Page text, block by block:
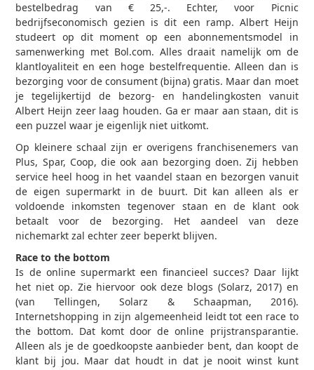
bestelbedrag van € 25,-. Echter, voor Picnic
bedrijfseconomisch gezien is dit een ramp. Albert Heijn
studeert op dit moment op een abonnementsmodel in
samenwerking met Bol.com. Alles draait namelijk om de
klantloyaliteit en een hoge bestelfrequentie. Alleen dan is
bezorging voor de consument (bijna) gratis. Maar dan moet
je tegelijkertijd de bezorg- en handelingkosten vanuit
Albert Heijn zeer laag houden. Ga er maar aan staan, dit is
een puzzel waar je eigenlijk niet uitkomt.
Op kleinere schaal zijn er overigens franchisenemers van
Plus, Spar, Coop, die ook aan bezorging doen. Zij hebben
service heel hoog in het vaandel staan en bezorgen vanuit
de eigen supermarkt in de buurt. Dit kan alleen als er
voldoende inkomsten tegenover staan en de klant ook
betaalt voor de bezorging. Het aandeel van deze
nichemarkt zal echter zeer beperkt blijven.
Race to the bottom
Is de online supermarkt een financieel succes? Daar lijkt
het niet op. Zie hiervoor ook deze blogs (Solarz, 2017) en
(van Tellingen, Solarz & Schaapman, 2016).
Internetshopping in zijn algemeenheid leidt tot een race to
the bottom. Dat komt door de online prijstransparantie.
Alleen als je de goedkoopste aanbieder bent, dan koopt de
klant bij jou. Maar dat houdt in dat je nooit winst kunt